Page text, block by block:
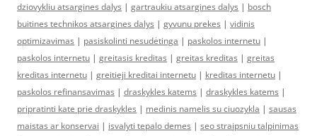
dziovykliu atsargines dalys | gartraukiu atsargines dalys | bosch
buitines technikos atsargines dalys | gyvunu prekes | vidinis
optimizavimas | pasiskolinti nesudėtinga | paskolos internetu |
paskolos internetu | greitasis kreditas | greitas kreditas | greitas
kreditas internetu | greitieji kreditai internetu | kreditas internetu |
paskolos refinansavimas | draskykles katems | draskykles katems |
pripratinti kate prie draskykles | medinis namelis su ciuozykla | sausas
maistas ar konservai | isvalyti tepalo demes | seo straipsniu talpinimas